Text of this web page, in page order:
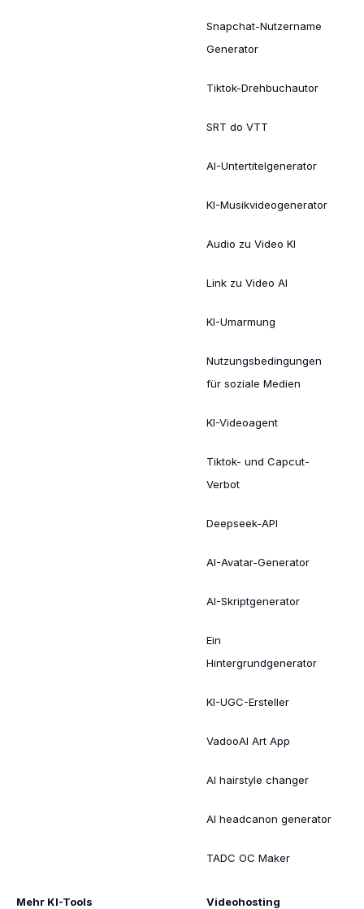
Snapchat-Nutzername
Generator
Tiktok-Drehbuchautor
SRT do VTT
AI-Untertitelgenerator
KI-Musikvideogenerator
Audio zu Video KI
Link zu Video AI
KI-Umarmung
Nutzungsbedingungen
für soziale Medien
KI-Videoagent
Tiktok- und Capcut-
Verbot
Deepseek-API
AI-Avatar-Generator
AI-Skriptgenerator
Ein
Hintergrundgenerator
KI-UGC-Ersteller
VadooAI Art App
AI hairstyle changer
AI headcanon generator
TADC OC Maker
Mehr KI-Tools
Videohosting